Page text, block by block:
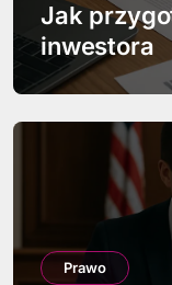
p
i
s
Jak
inwestora
Prawo